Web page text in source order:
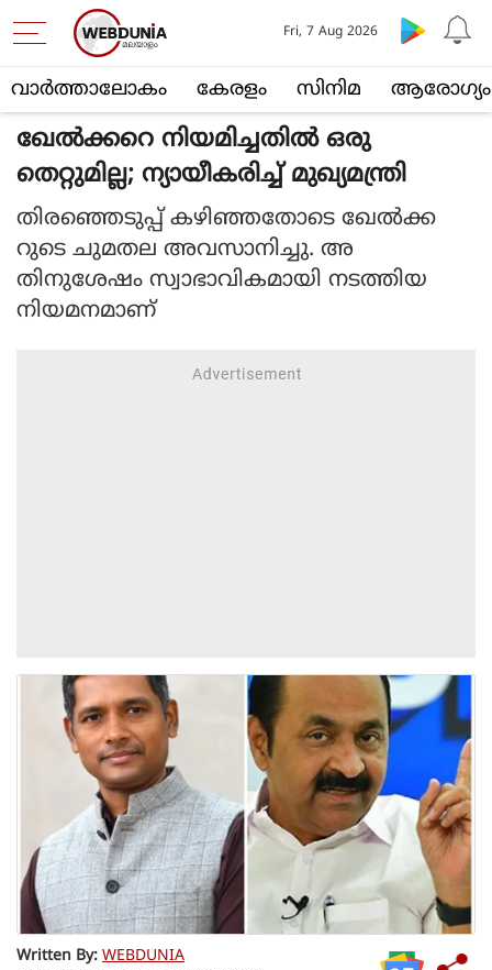
വാര്‍ത്താലോകം കേരളം സിനിമ ആരോഗ്യം
Fri, 7 Aug 2026
ഖേൽക്കറെ നിയമിച്ചതിൽ ഒരു
തെറ്റുമില്ല; ന്യായീകരിച്ച് മുഖ്യമന്ത്രി
തിരഞ്ഞെടുപ്പ് കഴിഞ്ഞതോടെ ഖേൽക്ക
റുടെ ചുമതല അവസാനിച്ചു. അ
തിനുശേഷം സ്വാഭാവികമായി നടത്തിയ
നിയമനമാണ്
Written By: WEBDUNIA